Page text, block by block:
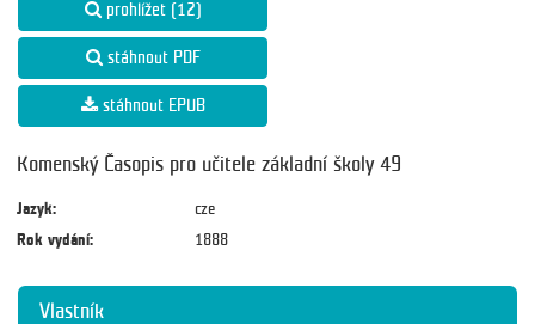
prohlížet (12)
stáhnout PDF
stáhnout EPUB
Komenský Časopis pro učitele základní školy 49
Jazyk:
cze
Rok vydání:
1888
Vlastník